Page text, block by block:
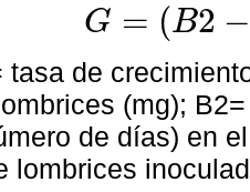
G = (B2
G=( 2-B1 /( T x n)
tasa de
(mg);
de días) en
lombrices